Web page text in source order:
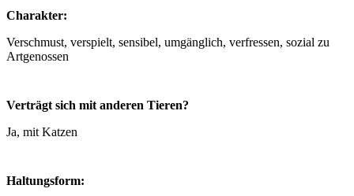
Charakter:
Verschmust, verspielt, sensibel, umgänglich, verfressen, sozial zu
Artgenossen
Verträgt sich mit anderen Tieren?
Ja, mit Katzen
Haltungsform: